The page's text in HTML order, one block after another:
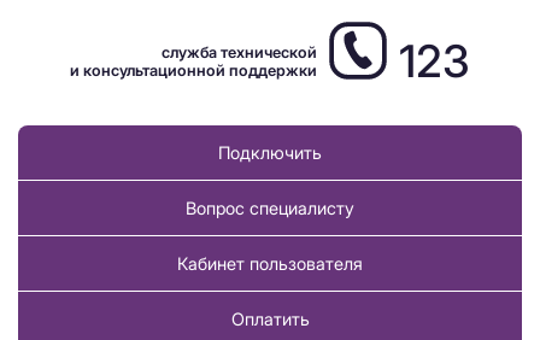
служба технической
и консультационной поддержки
123
Подключить
Вопрос специалисту
Кабинет пользователя
Оплатить